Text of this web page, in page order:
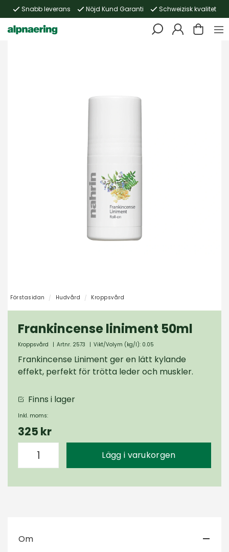
Snabb leverans Nöjd Kund Garanti Schweizisk kvalitet
Förstasidan Hudvård Kroppsvård
Frankincense liniment 50ml
Kroppsvård | Artnr. 2573 | Vikt/Volym (kg/l): 0.05
Frankincense Liniment ger en lätt kylande
effekt, perfekt för trötta leder och muskler.
Finns i lager
Inkl. moms:
325 kr
Lägg i varukorgen
Om